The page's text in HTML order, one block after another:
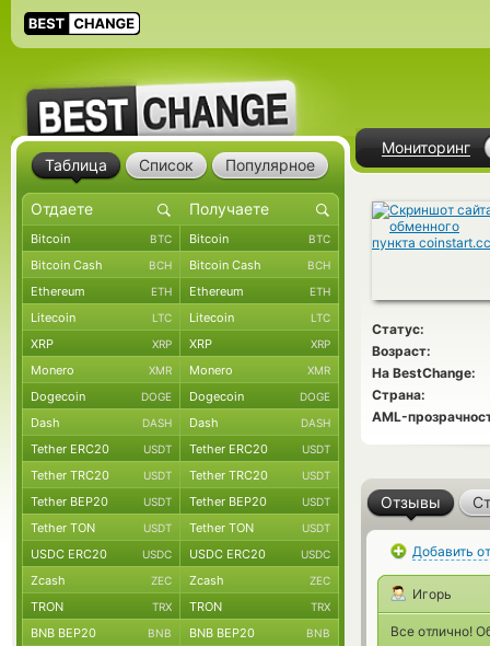
Мониторинг
Статус:
Возраст:
На BestChange:
Страна:
AML-
Отзывы
Добавить
Игорь
Все отлично!
Таблица Список Популярное
Bitcoin BTC Bitcoin BTC
Bitcoin Cash BCH Bitcoin Cash BCH
Ethereum ETH Ethereum ETH
Litecoin LTC Litecoin LTC
XRP XRP XRP XRP
Monero XMR Monero XMR
Dogecoin DOGE Dogecoin DOGE
Dash DASH Dash DASH
Tether ERC20 USDT Tether ERC20 USDT
Tether TRC20 USDT Tether TRC20 USDT
Tether BEP20 USDT Tether BEP20 USDT
Tether TON USDT Tether TON USDT
USDC ERC20 USDC USDC ERC20 USDC
Zcash ZEC Zcash ZEC
TRON TRX TRON TRX
BNB BEP20 BNB BNB BEP20 BNB